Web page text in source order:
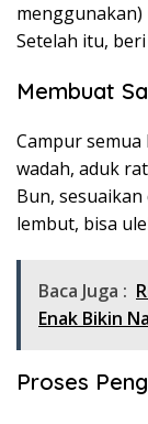
Setelah itu,
Membuat
Campur
wadah, aduk
Bun,
lembut, bisa
Baca Juga :
Enak Bikin
Proses